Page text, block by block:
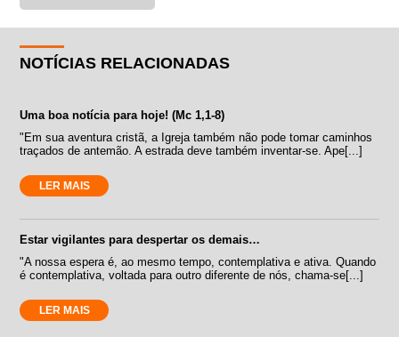
NOTÍCIAS RELACIONADAS
Uma boa notícia para hoje! (Mc 1,1-8)
"Em sua aventura cristã, a Igreja também não pode tomar caminhos
traçados de antemão. A estrada deve também inventar-se. Ape[...]
LER MAIS
Estar vigilantes para despertar os demais…
"A nossa espera é, ao mesmo tempo, contemplativa e ativa. Quando
é contemplativa, voltada para outro diferente de nós, chama-se[...]
LER MAIS